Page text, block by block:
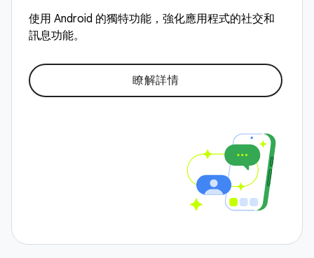
使用 Android 的獨特功能，強化應用程式的社交和
訊息功能。
瞭解詳情